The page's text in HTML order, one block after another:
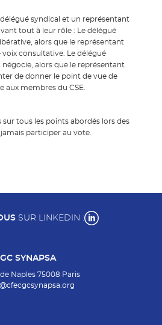
syndical et un représentant
tout à leur rôle : Le délégué
alors que le représentant
voix consultative. Le délégué
alors que le représentant
de donner le point de vue de
aux membres du CSE.
sur tous les points abordés lors des
participer au vote.
SUR LINKEDIN :
SYNAPSA
Naples 75008 Paris